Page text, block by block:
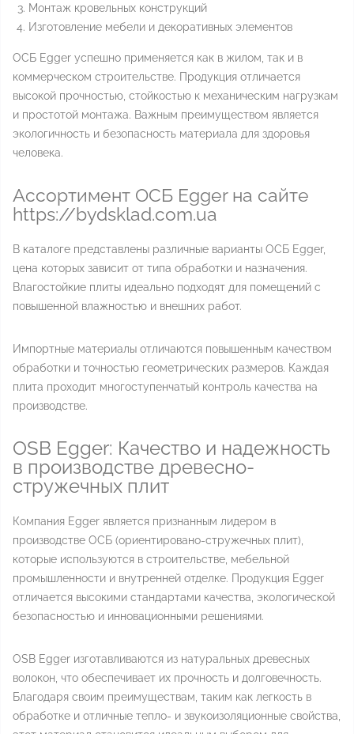
Монтаж кровельных конструкций
Изготовление мебели и декоративных элементов
ОСБ Egger успешно применяется как в жилом, так и в
коммерческом строительстве. Продукция отличается
высокой прочностью, стойкостью к механическим нагрузкам
и простотой монтажа. Важным преимуществом является
экологичность и безопасность материала для здоровья
человека.
Ассортимент ОСБ Egger на сайте
https://bydsklad.com.ua
В каталоге представлены различные варианты ОСБ Egger,
цена которых зависит от типа обработки и назначения.
Влагостойкие плиты идеально подходят для помещений с
повышенной влажностью и внешних работ.
Импортные материалы отличаются повышенным качеством
обработки и точностью геометрических размеров. Каждая
плита проходит многоступенчатый контроль качества на
производстве.
OSB Egger: Качество и надежность
в производстве древесно-
стружечных плит
Компания Egger является признанным лидером в
производстве ОСБ (ориентировано-стружечных плит),
которые используются в строительстве, мебельной
промышленности и внутренней отделке. Продукция Egger
отличается высокими стандартами качества, экологической
безопасностью и инновационными решениями.
OSB Egger изготавливаются из натуральных древесных
волокон, что обеспечивает их прочность и долговечность.
Благодаря своим преимуществам, таким как легкость в
обработке и отличные тепло- и звукоизоляционные свойства,